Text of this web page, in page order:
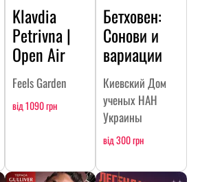
Klavdia
Petrivna |
Open Air
Feels Garden
від 1090 грн
Бетховен:
Сонови и
вариации
Киевский Дом
ученых НАН
Украины
від 300 грн